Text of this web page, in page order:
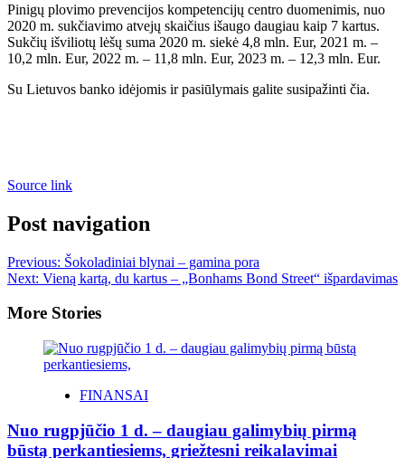
Pinigų plovimo prevencijos kompetencijų centro duomenimis, nuo
2020 m. sukčiavimo atvejų skaičius išaugo daugiau kaip 7 kartus.
Sukčių išviliotų lėšų suma 2020 m. siekė 4,8 mln. Eur, 2021 m. –
10,2 mln. Eur, 2022 m. – 11,8 mln. Eur, 2023 m. – 12,3 mln. Eur.
Su Lietuvos banko idėjomis ir pasiūlymais galite susipažinti čia.
Source link
Post navigation
Previous: Šokoladiniai blynai – gamina pora
Next: Vieną kartą, du kartus – „Bonhams Bond Street“ išpardavimas
More Stories
FINANSAI
Nuo rugpjūčio 1 d. – daugiau galimybių pirmą
būstą perkantiesiems, griežtesni reikalavimai